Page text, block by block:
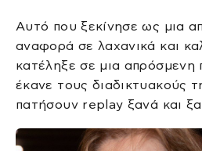
Αυτό που ξεκίνησε ως μια
αναφορά σε λαχανικά και
κατέληξε σε μια απρόσμενη
έκανε τους διαδικτυακούς
πατήσουν replay ξανά και